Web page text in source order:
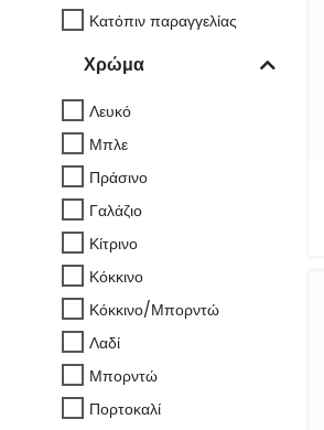
Κατόπιν παραγγελίας
Χρώμα
Λευκό
Μπλε
Πράσινο
Γαλάζιο
Κίτρινο
Κόκκινο
Κόκκινο/Μπορντώ
Λαδί
Μπορντώ
Πορτοκαλί